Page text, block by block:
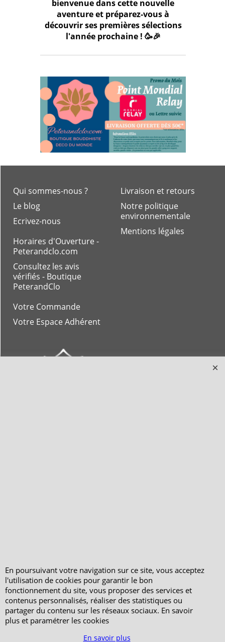
bienvenue dans cette nouvelle
aventure et préparez-vous à
découvrir ses premières sélections
l'année prochaine ! 🥳🎉
Livraison et retours
Notre politique
environnementale
Mentions légales
Qui sommes-nous ?
Le blog
Ecrivez-nous
Horaires d'Ouverture -
Peterandclo.com
Consultez les avis
vérifiés - Boutique
PeterandClo
Votre Commande
Votre Espace Adhérent
Boutique en ligne créés avec le logiciel eCommerce ShopFactory
En poursuivant votre navigation sur ce site, vous acceptez
l'utilisation de cookies pour garantir le bon
fonctionnement du site, vous proposer des services et
contenus personnalisés, réaliser des statistiques ou
partager du contenu sur les réseaux sociaux. En savoir
plus et paramétrer les cookies
En savoir plus